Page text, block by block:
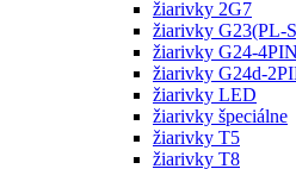
žiarivky 2G7
žiarivky G23(PL-
žiarivky G24-4PIN
žiarivky G24d-
žiarivky LED
žiarivky špeciálne
žiarivky T5
žiarivky T8